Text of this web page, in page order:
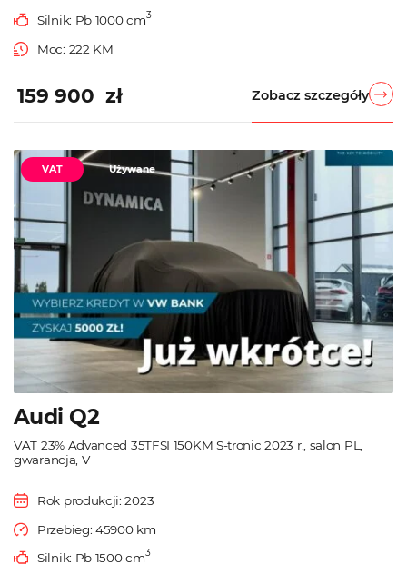
Silnik: Pb 1000 cm3
Moc: 222 KM
159 900 zł Zobacz szczegóły
VAT Używane
Audi Q2
VAT 23% Advanced 35TFSI 150KM S-tronic 2023 r., salon PL,
gwarancja, V
Rok produkcji: 2023
Przebieg: 45900 km
Silnik: Pb 1500 cm3